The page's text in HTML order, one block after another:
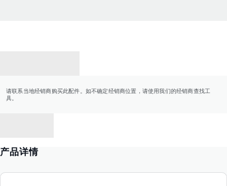
请联系当地经销商购买此配件。如不确定经销商位置，请使用我们的经销商查找工
具。
产品详情